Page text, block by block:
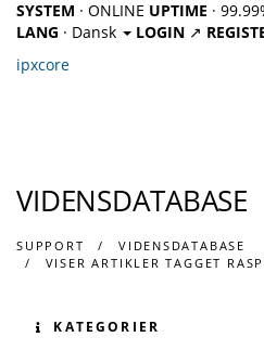
SYSTEM · ONLINE UPTIME ·
LANG · Dansk LOGIN ↗
ipxcore
VIDENSDATABASE
SUPPORT
VIDENSDATABASE
VISER ARTIKLER TAGGET
KATEGORIER